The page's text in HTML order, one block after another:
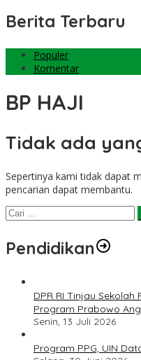
Berita Terbaru
Populer
Komentar
BP HAJI
Tidak ada
Sepertinya kami tidak dapat
pencarian dapat membantu.
Cari
untuk:
Pendidikan
DPR RI Tinjau
Program Prabowo
Senin, 13 Juli 2026
Program PPG, UIN